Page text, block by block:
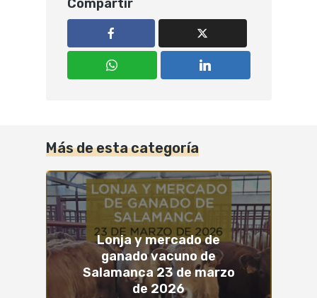
Compartir
Más de esta categoría
Lonja y mercado de
ganado vacuno de
Salamanca 23 de marzo
de 2026